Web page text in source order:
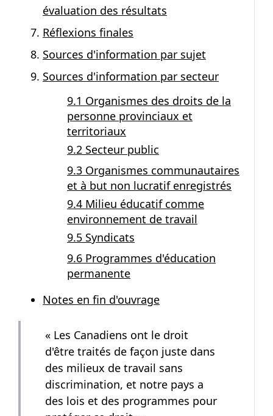
évaluation des résultats
Réflexions finales
Sources d'information par sujet
Sources d'information par secteur
9.1 Organismes des droits de la
personne provinciaux et
territoriaux
9.2 Secteur public
9.3 Organismes communautaires
et à but non lucratif enregistrés
9.4 Milieu éducatif comme
environnement de travail
9.5 Syndicats
9.6 Programmes d'éducation
permanente
Notes en fin d'ouvrage
« Les Canadiens ont le droit
d'être traités de façon juste dans
des milieux de travail sans
discrimination, et notre pays a
des lois et des programmes pour